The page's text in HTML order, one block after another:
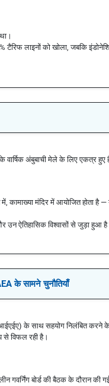
टैरिफ लाइनों को खोला, जबकि
वार्षिक अंबुबाची मेले के लिए एकत्र हुए
कामाख्या मंदिर में आयोजित होता है
ऐतिहासिक विश्वासों से जुड़ा हुआ है
के सामने चुनौतियाँ
(आईएईए) के साथ सहयोग निलंबित करने
से विफल रही है।
गवर्निंग बोर्ड की बैठक के दौरान की